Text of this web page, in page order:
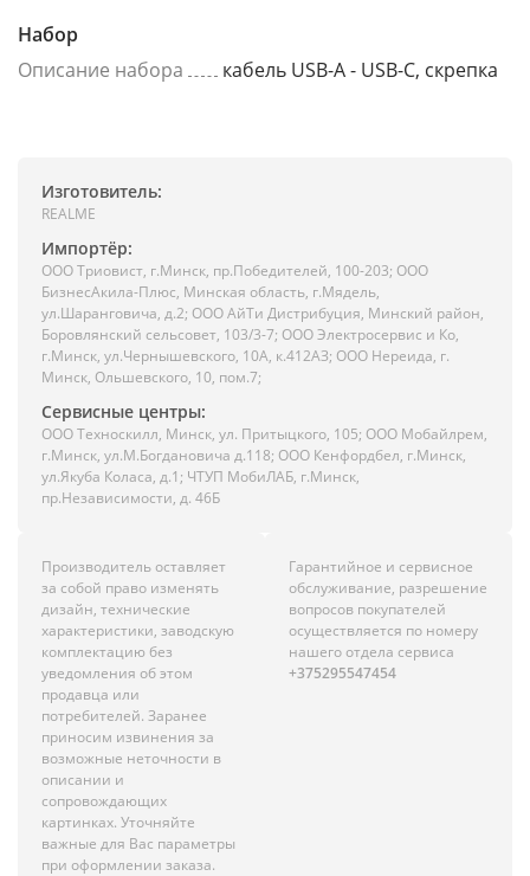
Набор
Описание набора
кабель USB-A - USB-C, скрепка
Изготовитель:
REALME
Импортёр:
ООО Триовист, г.Минск, пр.Победителей, 100-203; ООО
БизнесАкила-Плюс, Минская область, г.Мядель,
ул.Шаранговича, д.2; ООО АйТи Дистрибуция, Минский район,
Боровлянский сельсовет, 103/3-7; ООО Электросервис и Ко,
г.Минск, ул.Чернышевского, 10А, к.412АЗ; ООО Нереида, г.
Минск, Ольшевского, 10, пом.7;
Сервисные центры:
ООО Техноскилл, Минск, ул. Притыцкого, 105; ООО Мобайлрем,
г.Минск, ул.М.Богдановича д.118; ООО Кенфордбел, г.Минск,
ул.Якуба Коласа, д.1; ЧТУП МобиЛАБ, г.Минск,
пр.Независимости, д. 46Б
Производитель оставляет
за собой право изменять
дизайн, технические
характеристики, заводскую
комплектацию без
уведомления об этом
продавца или
потребителей. Заранее
приносим извинения за
возможные неточности в
описании и
сопровождающих
картинках. Уточняйте
важные для Вас параметры
при оформлении заказа.
Гарантийное и сервисное
обслуживание, разрешение
вопросов покупателей
осуществляется по номеру
нашего отдела сервиса
+375295547454